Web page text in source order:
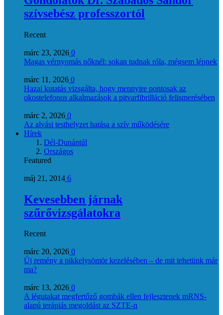
szívsebész professzortól
Recent
márc 23, 2026 0
Magas vérnyomás nőknél: sokan tudnak róla, mégsem lépnek
márc 11, 2026 0
Hazai kutatás vizsgálta, hogy mennyire pontosak az
okostelefonos alkalmazások a pitvarfibrilláció felismerésében
márc 2, 2026 0
Az alvási testhelyzet hatása a szív működésére
Hírek
Dél-Dunántúl
Országos
Featured
máj 21, 2014 6
Kevesebben járnak
szűrővizsgálatokra
Recent
márc 20, 2026 0
Új remény a pikkelysömör kezelésében – de mit tehetünk már
ma?
márc 13, 2026 0
A légutakat megfertőző gombák ellen fejlesztenek mRNS-
alapú terápiás megoldást az SZTE-n